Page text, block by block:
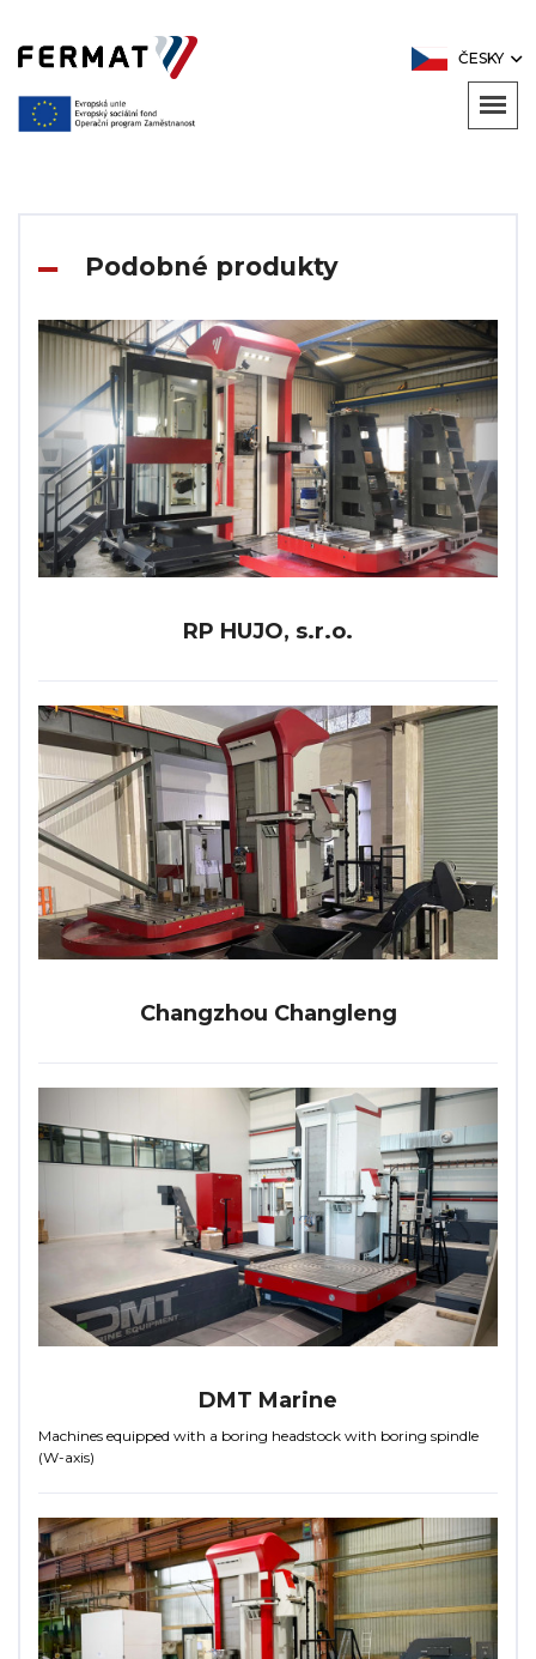
ČESKY
Podobné produkty
RP HUJO, s.r.o.
Changzhou Changleng
DMT Marine
Machines equipped with a boring headstock with boring spindle
(W-axis)